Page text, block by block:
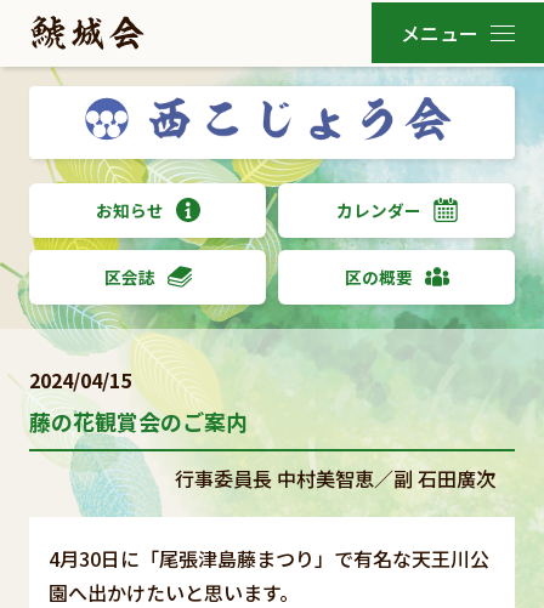
お知らせ カレンダー
区会誌 区の概要
2024/04/15
藤の花観賞会のご案内
行事委員長 中村美智恵／副 石田廣次
4月30日に「尾張津島藤まつり」で有名な天王川公
園へ出かけたいと思います。